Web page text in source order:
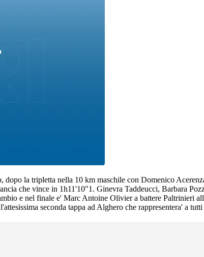
la tripletta nella 10 km maschile con Domenico
che vince in 1h11'10"1. Ginevra Taddeucci, Barbara
e nel finale e' Marc Antoine Olivier a battere Paltrinieri
seconda tappa ad Alghero che rappresentera' a